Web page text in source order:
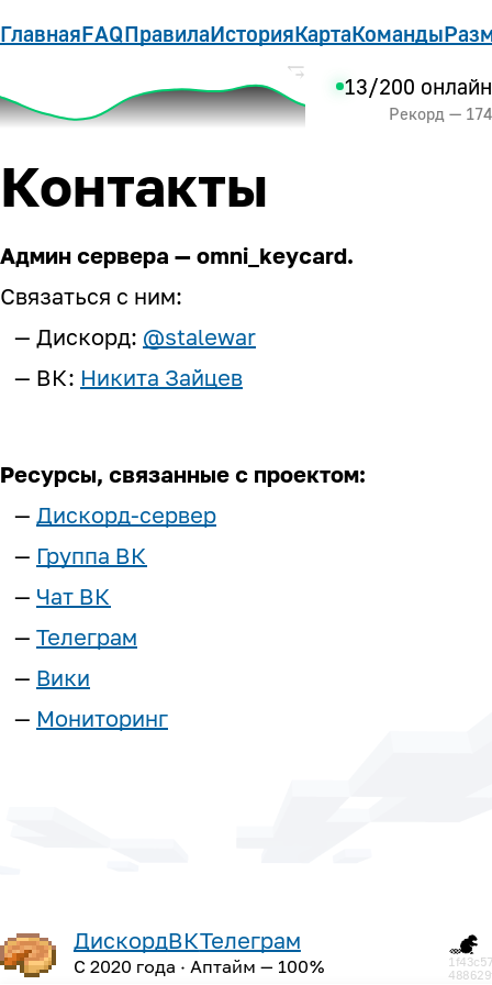
ГлавнаяFAQПравилаИсторияКартаКоманды
13/200 онлайн
Рекорд — 174
Контакты
Админ сервера — omni_keycard.
Связаться с ним:
Дискорд: @stalewar
ВК: Никита Зайцев
Ресурсы, связанные c проектом:
Дискорд-сервер
Группа ВК
Чат ВК
Телеграм
Вики
Мониторинг
ДискордВКТелеграм
С 2020 года · Аптайм — 100 %